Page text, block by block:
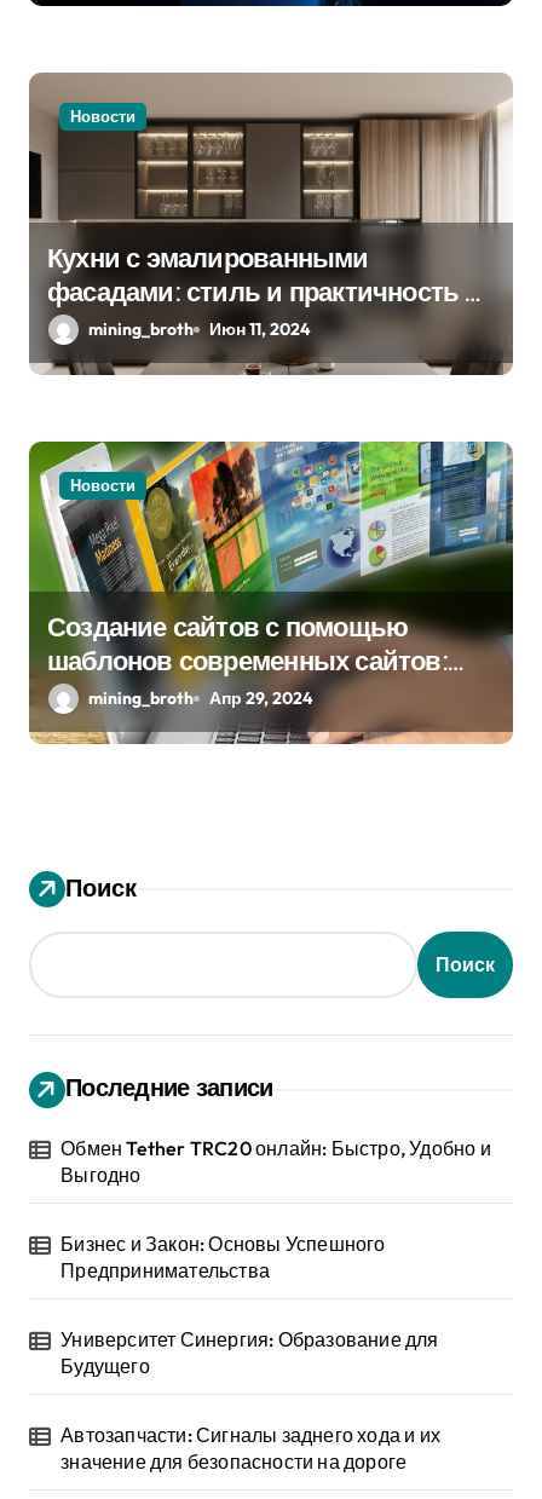
с
я
м
Новости
Кухни с эмалированными
фасадами: стиль и практичность в
одном решении
mining_broth Июн 11, 2024
Новости
Создание сайтов с помощью
шаблонов современных сайтов:
простой путь к качественному веб-
присутствию
mining_broth Апр 29, 2024
Поиск
Поиск
Последние записи
Обмен Tether TRC20 онлайн: Быстро, Удобно и
Выгодно
Бизнес и Закон: Основы Успешного
Предпринимательства
Университет Синергия: Образование для
Будущего
Автозапчасти: Сигналы заднего хода и их
значение для безопасности на дороге